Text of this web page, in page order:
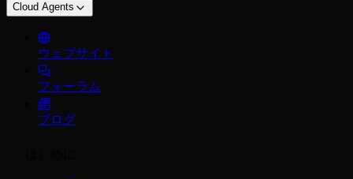
Cloud Agents
ウェブサイト
フォーラム
ブログ